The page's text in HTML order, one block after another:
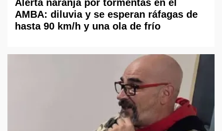
Alerta naranja por tormentas en el
AMBA: diluvia y se esperan ráfagas de
hasta 90 km/h y una ola de frío